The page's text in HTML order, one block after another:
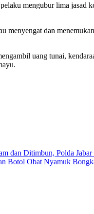
mengubur lima
menyengat dan
uang tunai,
dan Ditimbun, Polda
Botol Obat Nyamuk